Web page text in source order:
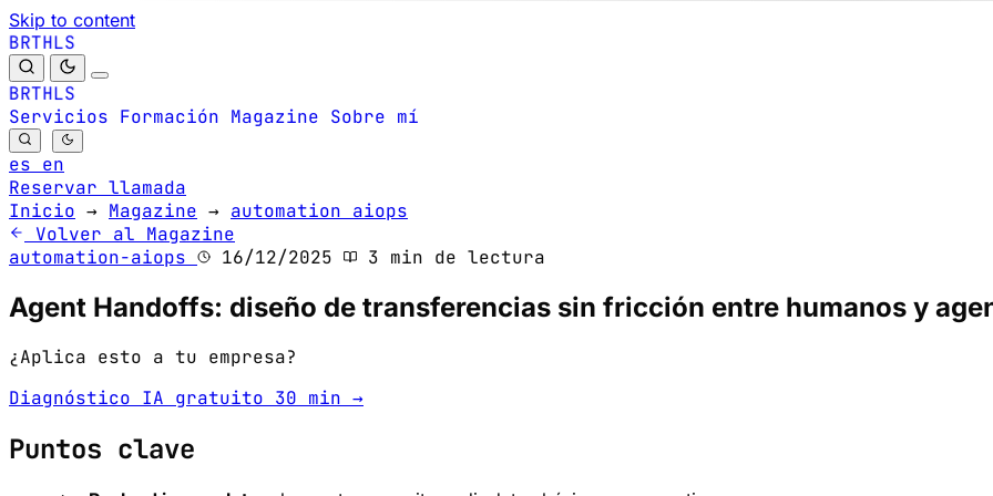
Skip to content
BRTHLS
BRTHLS
Servicios Formación Magazine Sobre mí
es en
Reservar llamada
Inicio → Magazine → automation aiops
Volver al Magazine
automation-aiops
16/12/2025 3 min de lectura
Agent Handoffs: diseño de transferencias sin fricción entre humanos y
¿Aplica esto a tu empresa?
Diagnóstico IA gratuito 30 min →
Puntos clave